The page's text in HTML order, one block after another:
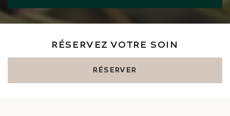
RÉSERVEZ VOTRE SOIN
RÉSERVER